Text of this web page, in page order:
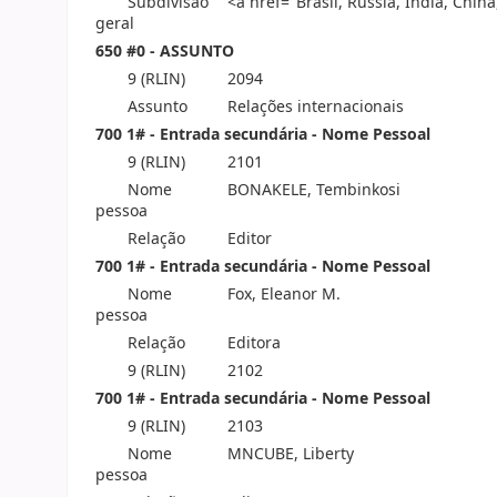
geral
650 #0 - ASSUNTO
9 (RLIN)
2094
Assunto
Relações internacionais
700 1# - Entrada secundária - Nome Pessoal
9 (RLIN)
2101
Nome
pessoa
BONAKELE, Tembinkosi
Relação
Editor
700 1# - Entrada secundária - Nome Pessoal
Nome
pessoa
Fox, Eleanor M.
Relação
Editora
9 (RLIN)
2102
700 1# - Entrada secundária - Nome Pessoal
9 (RLIN)
2103
Nome
pessoa
MNCUBE, Liberty